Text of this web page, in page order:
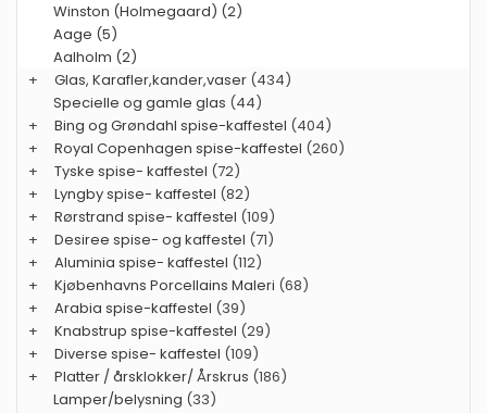
Winston (Holmegaard) (2)
Aage (5)
Aalholm (2)
+
Glas, Karafler,kander,vaser (434)
Specielle og gamle glas (44)
+
Bing og Grøndahl spise-kaffestel (404)
+
Royal Copenhagen spise-kaffestel (260)
+
Tyske spise- kaffestel (72)
+
Lyngby spise- kaffestel (82)
+
Rørstrand spise- kaffestel (109)
+
Desiree spise- og kaffestel (71)
+
Aluminia spise- kaffestel (112)
+
Kjøbenhavns Porcellains Maleri (68)
+
Arabia spise-kaffestel (39)
+
Knabstrup spise-kaffestel (29)
+
Diverse spise- kaffestel (109)
+
Platter / årsklokker/ Årskrus (186)
Lamper/belysning (33)